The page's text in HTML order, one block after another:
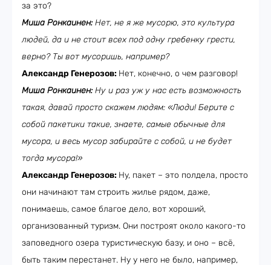
за это?
Миша Ронкаинен:Нет, не я же мусорю, это культура
людей, да и не стоит всех под одну гребенку грести,
верно? Ты вот мусоришь, например?
Александр Генерозов: Нет, конечно, о чем разговор!
Миша Ронкаинен:Ну и раз уж у нас есть возможность
такая, давай просто скажем людям: «Люди! Берите с
собой пакетики такие, знаете, самые обычные для
мусора, и весь мусор забирайте с собой, и не будет
тогда мусора!»
Александр Генерозов: Ну, пакет – это полдела, просто
они начинают там строить жилье рядом, даже,
понимаешь, самое благое дело, вот хороший,
организованный туризм. Они построят около какого-то
заповедного озера туристическую базу, и оно – всё,
быть таким перестанет. Ну у него не было, например,